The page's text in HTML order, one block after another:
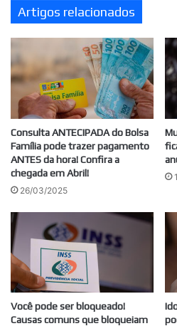
PAGO!
Artigos relacionados
Consulta ANTECIPADA do Bolsa
Família pode trazer pagamento
ANTES da hora! Confira a
chegada em Abril!
26/03/2025
Você pode ser bloqueado!
Causas comuns que bloqueiam